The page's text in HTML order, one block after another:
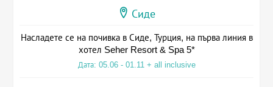
Сиде
Насладете се на почивка в Сиде, Турция, на първа линия в
хотел Seher Resort & Spa 5*
Дата: 05.06 - 01.11 + all inclusive